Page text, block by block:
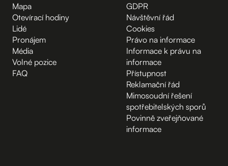
Mapa
Otevírací hodiny
Lidé
Pronájem
Média
Volné pozice
FAQ
GDPR
Návštěvní řád
Cookies
Právo na informace
Informace k právu na
informace
Přístupnost
Reklamační řád
Mimosoudní řešení
spotřebitelských sporů
Povinně zveřejňované
informace